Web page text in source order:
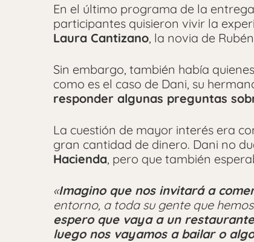
En el último programa de la
participantes quisieron vivir la
Laura Cantizano, la novia de
Sin embargo, también había
como es el caso de Dani, su
responder algunas preguntas
La cuestión de mayor interés era
gran cantidad de dinero. Dani no
Hacienda, pero que también
«Imagino que nos invitará a
entorno, a toda su gente que
espero que vaya a un
luego nos vayamos a bailar o